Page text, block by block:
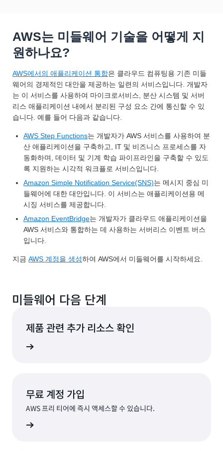
AWS는 미들웨어 기술을 어떻게 지
원하나요?
AWS에서의 애플리케이션 통합은 클라우드 컴퓨팅용 기존 미들
웨어의 경제적인 대안을 제공하는 일련의 서비스입니다. 개발자
는 이 서비스를 사용하여 마이크로서비스, 분산 시스템 및 서버
리스 애플리케이션 내에서 분리된 구성 요소 간에 통신할 수 있
습니다. 예를 들어 다음과 같습니다.
AWS Step Functions는 개발자가 AWS 서비스를 사용하여 분
산 애플리케이션을 구축하고, IT 및 비즈니스 프로세스를 자
동화하며, 데이터 및 기계 학습 파이프라인을 구축할 수 있도
록 지원하는 시각적 워크플로 서비스입니다.
Amazon Simple Notification Service(SNS)는 메시지 중심 미
들웨어에 대한 대안입니다. 이 서비스는 애플리케이션용 메
시징 서비스를 제공합니다.
Amazon EventBridge는 개발자가 클라우드 애플리케이션을
AWS 서비스와 통합하는 데 사용하는 서버리스 이벤트 버스
입니다.
지금 AWS 계정을 생성하여 AWS에서 미들웨어를 시작하세요.
미들웨어 다음 단계
제품 관련 추가 리소스 확인
무료 계정 가입
AWS 프리 티어에 즉시 액세스할 수 있습니다.